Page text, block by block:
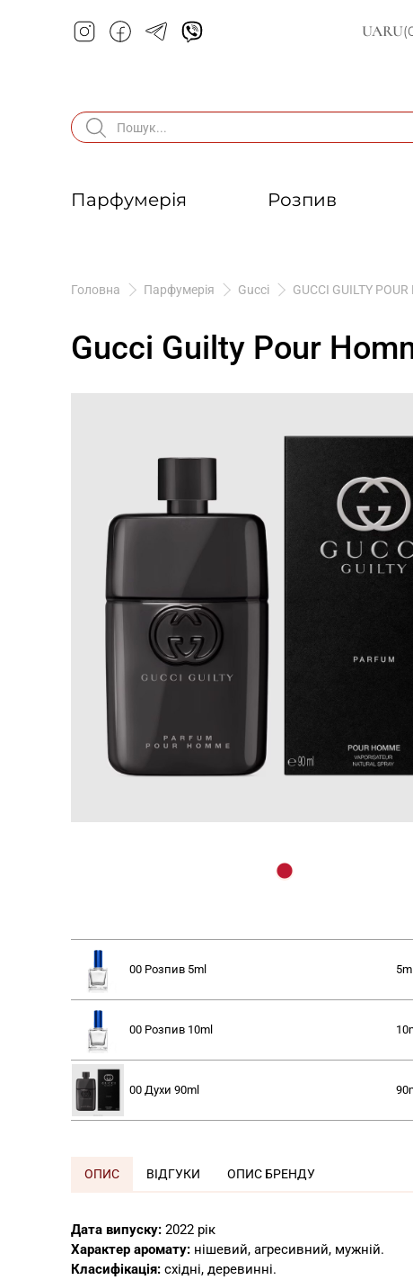
UARU
Парфумерія Розпив
Головна Парфумерія Gucci GUCCI GUILTY
Gucci Guilty Pour
00 Розпив 5ml 5ml
00 Розпив 10ml
00 Духи 90ml
ОПИС ВІДГУКИ ОПИС БРЕНДУ
Дата випуску:2022 рік
Характер аромату:нішевий, агресивний, мужній.
Класифікація:східні, деревинні.